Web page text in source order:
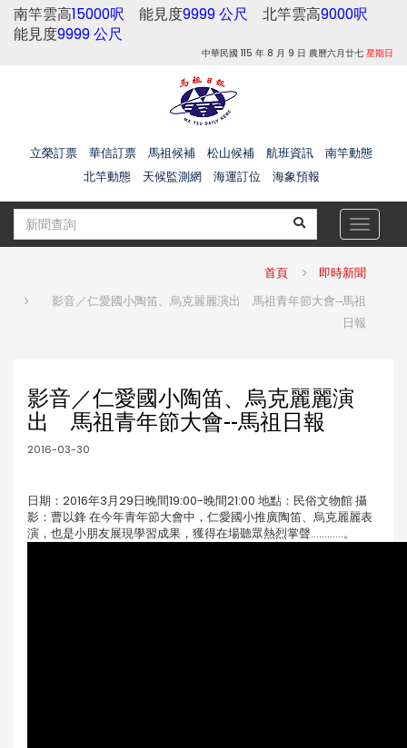
南竿雲高15000呎 能見度9999 公尺 北竿雲高9000呎
能見度9999 公尺
中華民國 115 年 8 月 9 日 農曆六月廿七 星期日
立榮訂票 華信訂票 馬祖候補 松山候補 航班資訊
南竿動態
北竿動態
天候監測網 海運訂位 海象預報
Toggle
首頁 即時新聞
影音／仁愛國小陶笛、烏克麗麗演出 馬祖青年節大會--馬祖
日報
影音／仁愛國小陶笛、烏克麗麗演
出 馬祖青年節大會--馬祖日報
2016-03-30
日期：2016年3月29日晚間19:00-晚間21:00 地點：民俗文物館 攝
影：曹以鋒 在今年青年節大會中，仁愛國小推廣陶笛、烏克麗麗表
演，也是小朋友展現學習成果，獲得在場聽眾熱烈掌聲............。